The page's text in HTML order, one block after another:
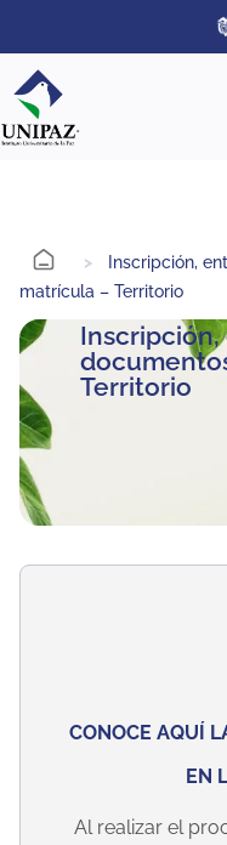
>
Inscripción,
matrícula – Territorio
Territorio
CONOCE AQUÍ
EN
Al realizar el